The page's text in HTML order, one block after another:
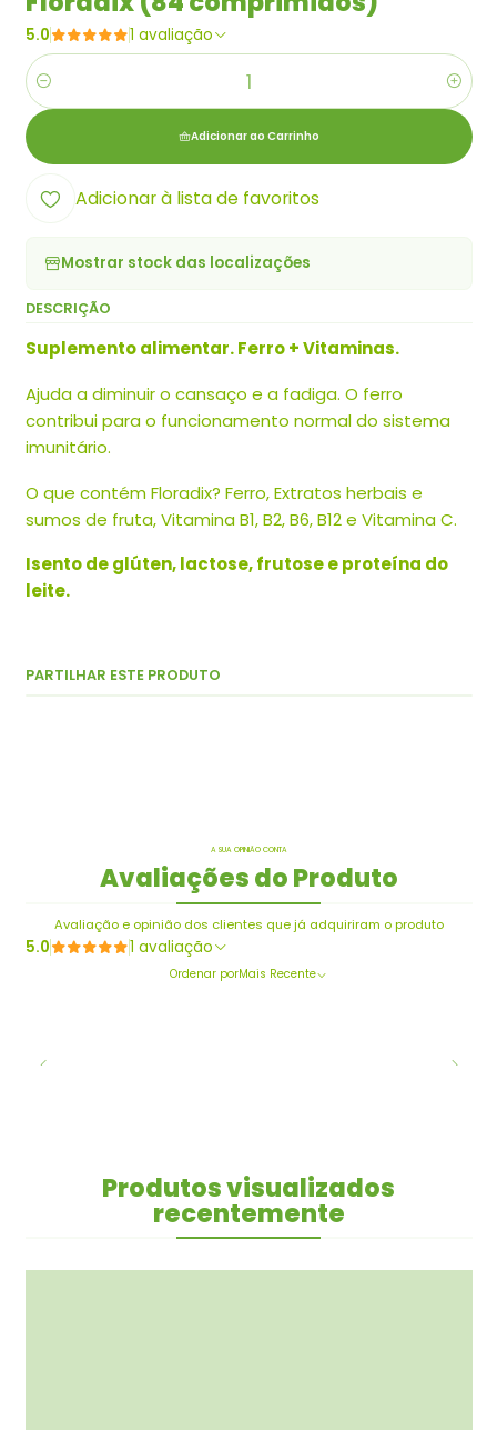
5.0 1 avaliação
Quantidade
Adicionar ao Carrinho
Adicionar à lista de favoritos
Mostrar stock das localizações
DESCRIÇÃO
Suplemento alimentar. Ferro + Vitaminas.
Ajuda a diminuir o cansaço e a fadiga. O ferro
contribui para o funcionamento normal do sistema
imunitário.
O que contém Floradix? Ferro, Extratos herbais e
sumos de fruta, Vitamina B1, B2, B6, B12 e Vitamina C.
Isento de glúten, lactose, frutose e proteína do
leite.
PARTILHAR ESTE PRODUTO
A SUA OPINIÃO CONTA
Avaliações do Produto
Avaliação e opinião dos clientes que já adquiriram o produto
5.0 1 avaliação
Ordenar porMais Recente
Produtos visualizados
recentemente